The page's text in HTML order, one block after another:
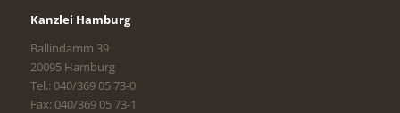
Kanzlei Hamburg
Ballindamm 39
20095 Hamburg
Tel.: 040/369 05 73-0
Fax: 040/369 05 73-1